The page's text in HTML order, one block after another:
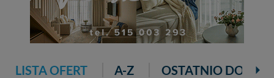
LISTA OFERT A-Z OSTATNIO